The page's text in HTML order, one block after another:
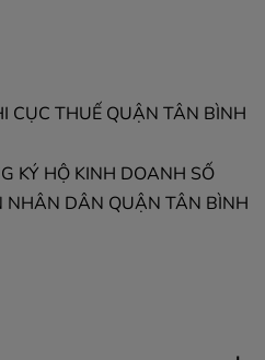
CỤC THUẾ QUẬN TÂN BÌNH
KÝ HỘ KINH DOANH SỐ
DÂN QUẬN TÂN BÌNH